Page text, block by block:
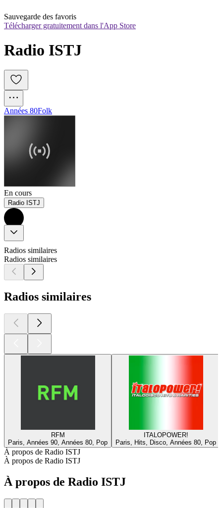
Sauvegarde des favoris
Télécharger gratuitement dans l'App Store
Radio ISTJ
Années 80Folk
En cours
Radio ISTJ
Radios similaires
Radios similaires
Radios similaires
RFM
Paris, Années 90, Années 80, Pop
ITALOPOWER!
Paris, Hits, Disco, Années 80, Pop
À propos de Radio ISTJ
À propos de Radio ISTJ
À propos de Radio ISTJ